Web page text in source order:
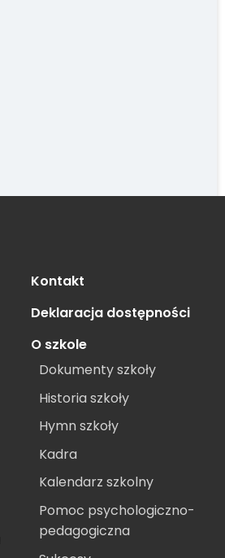
O szkole
Dokumenty szkoły
Historia szkoły
Hymn szkoły
Kadra
Kalendarz szkolny
Pomoc psychologiczno-
pedagogiczna
Deklaracja dostępności
Kontakt